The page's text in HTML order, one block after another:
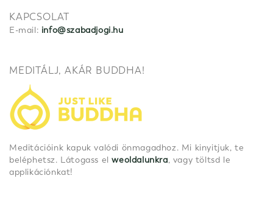
KAPCSOLAT
E-mail: info@szabadjogi.hu
MEDITÁLJ, AKÁR BUDDHA!
Meditációink kapuk valódi önmagadhoz. Mi kinyitjuk, te
beléphetsz. Látogass elweoldalunkra, vagy töltsd le
applikációnkat!